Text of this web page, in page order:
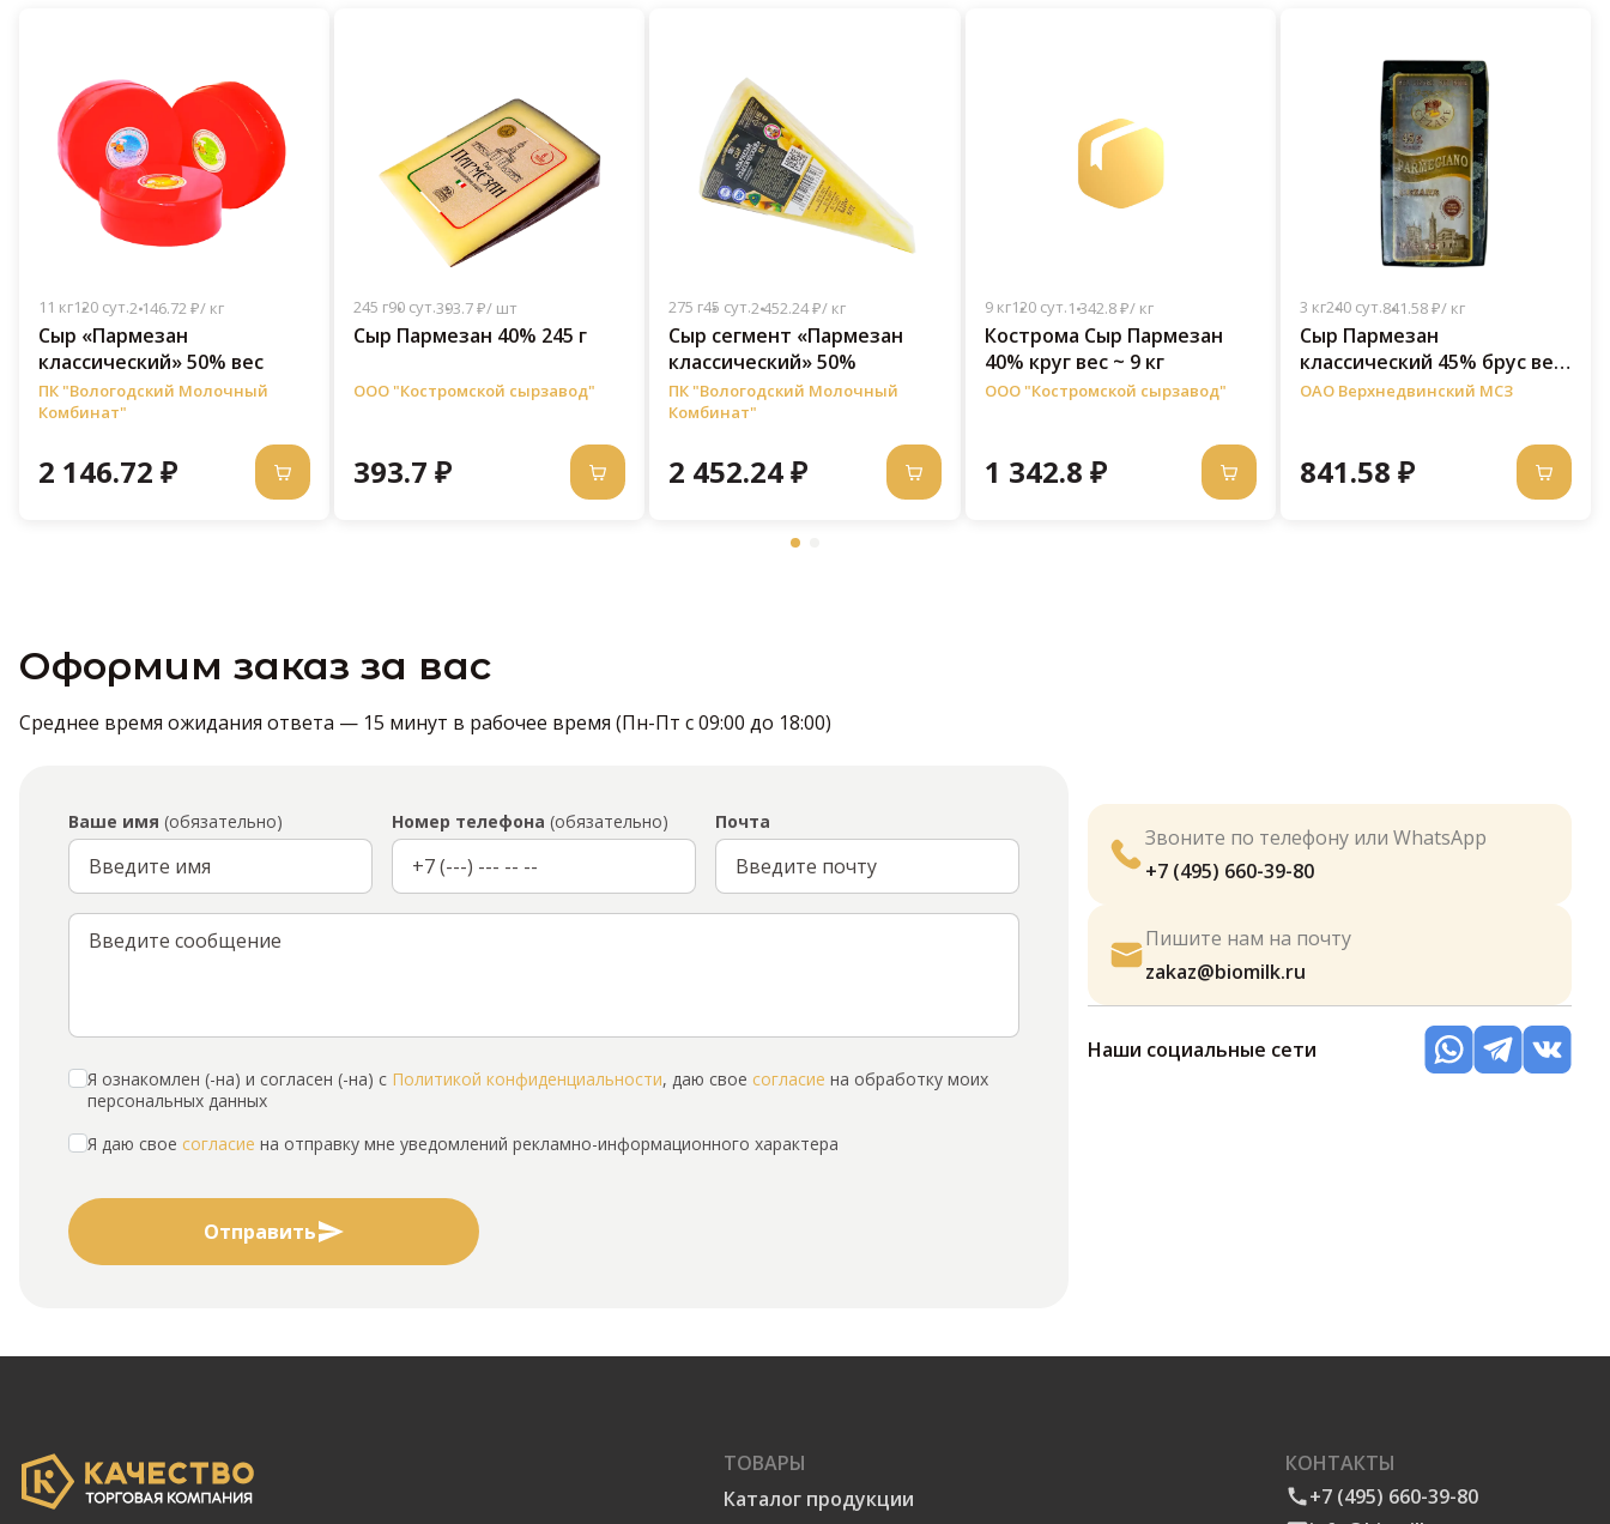
11 кг120 сут.2 146.72 ₽/ кг
Сыр «Пармезан
классический» 50% вес
ПК "Вологодский Молочный
Комбинат"
2 146.72 ₽
245 г90 сут.393.7 ₽/ шт
Сыр Пармезан 40% 245 г
ООО "Костромской сырзавод"
393.7 ₽
275 г45 сут.2 452.24 ₽/ кг
Сыр сегмент «Пармезан
классический» 50%
ПК "Вологодский Молочный
Комбинат"
2 452.24 ₽
9 кг120 сут.1 342.8 ₽/ кг
Кострома Сыр Пармезан
40% круг вес ~ 9 кг
ООО "Костромской сырзавод"
1 342.8 ₽
3 кг240 сут.841.58 ₽/ кг
Сыр Пармезан
классический 45% брус вес
~ 5*3 кг
ОАО Верхнедвинский МСЗ
841.58 ₽
Оформим заказ за вас
Среднее время ожидания ответа — 15 минут в рабочее время (Пн-Пт с 09:00 до 18:00)
Ваше имя (обязательно) Номер телефона (обязательно) Почта
Я ознакомлен (-на) и согласен (-на) с Политикой конфиденциальности, даю свое согласие на обработку моих
персональных данных
Я даю свое согласие на отправку мне уведомлений рекламно-информационного характера
Отправить
Звоните по телефону или WhatsApp
+7 (495) 660-39-80
Пишите нам на почту
zakaz@biomilk.ru
Наши социальные сети
ТОВАРЫ
Каталог продукции
КОНТАКТЫ
+7 (495) 660-39-80